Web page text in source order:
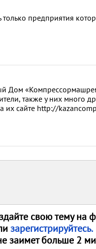
предприятия
Дом
также у них много
их сайте http://
свою тему на
зарегистрируйтесь.
заимет больше 2